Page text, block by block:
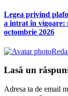
Legea privind
a intrat în vigoare:
octombrie 2026
Lasă un
Adresa ta de email